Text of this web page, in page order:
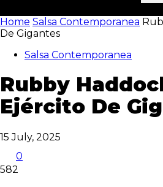
Home Salsa Contemporanea
De Gigantes
Salsa Contemporanea
Rubby
Ejército De
15 July, 2025
0
582